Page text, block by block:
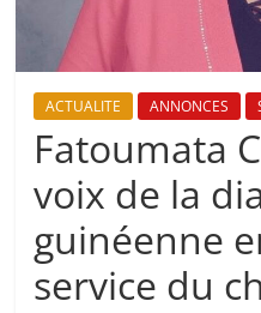
ACTUALITE ANNONCES
Fatoumata
voix de la
guinéenne
service du